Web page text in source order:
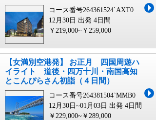
コース番号264361524`AXT0
12月30日 出発 4日間
￥219,000~￥259,000
【女満別空港発】 お正月 四国周遊ハ
イライト 道後・四万十川・南国高知
とこんぴらさん初詣（４日間）
コース番号264381504`MMB0
12月30日~01月03日 出発 4日間
￥229,000~￥289,000